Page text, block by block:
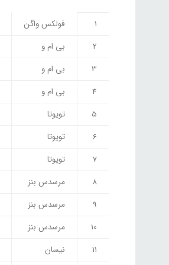
1 فولکس واگن
2
بی ام و
3
بی ام و
4
بی ام و
5
تویوتا
6
تویوتا
7
تویوتا
8
مرسدس بنز
9
مرسدس بنز
10
مرسدس بنز
11
نیسان